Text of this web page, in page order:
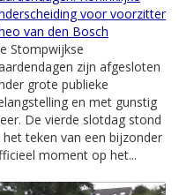
voor voorzitter
van den Bosch
Stompwijkse
zijn afgesloten
grote publieke
en met gunstig
De vierde slotdag stond
het teken van een bijzonder
moment op het...